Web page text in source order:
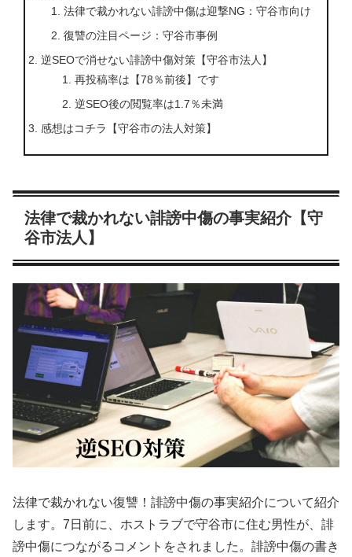
法律で裁かれない誹謗中傷は迎撃NG：守谷市向け
復讐の注目ページ：守谷市事例
逆SEOで消せない誹謗中傷対策【守谷市法人】
再投稿率は【78％前後】です
逆SEO後の閲覧率は1.7％未満
感想はコチラ【守谷市の法人対策】
法律で裁かれない誹謗中傷の事実紹介【守
谷市法人】
法律で裁かれない復讐！誹謗中傷の事実紹介について紹介
します。7日前に、ホストラブで守谷市に住む男性が、誹
謗中傷につながるコメントをされました。誹謗中傷の書き